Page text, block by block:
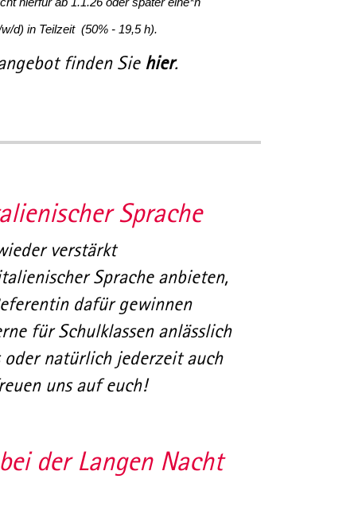
d) in Teilzeit (50% - 19,5 h).
finden Sie hier.
Sprache
verstärkt
Sprache anbieten,
dafür gewinnen
für Schulklassen anlässlich
oder natürlich jederzeit auch
uns auf euch!
der Langen Nacht